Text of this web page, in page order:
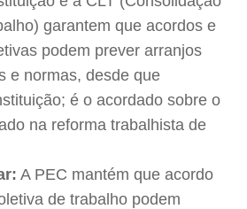
garantem que acordos e
podem prever arranjos
e normas, desde que
é o acordado sobre o
na reforma trabalhista de
A PEC mantém que acordo
de trabalho podem